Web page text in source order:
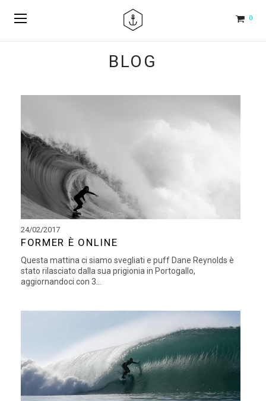
0
BLOG
24/02/2017
FORMER È ONLINE
Questa mattina ci siamo svegliati e puff Dane Reynolds è
stato rilasciato dalla sua prigionia in Portogallo,
aggiornandoci con 3...